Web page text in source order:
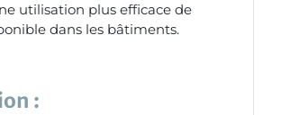
utilisation plus efficace de
dans les bâtiments.
: